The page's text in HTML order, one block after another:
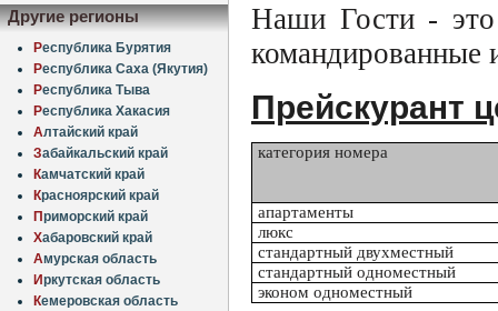
Другие регионы
Республика Бурятия
Республика Саха (Якутия)
Республика Тыва
Республика Хакасия
Алтайский край
Забайкальский край
Камчатский край
Красноярский край
Приморский край
Хабаровский край
Амурская область
Иркутская область
Кемеровская область
Наши Гости -
командированные
Прейскурант
категория номера
апартаменты
люкс
стандартный двухместный
стандартный одноместный
эконом одноместный